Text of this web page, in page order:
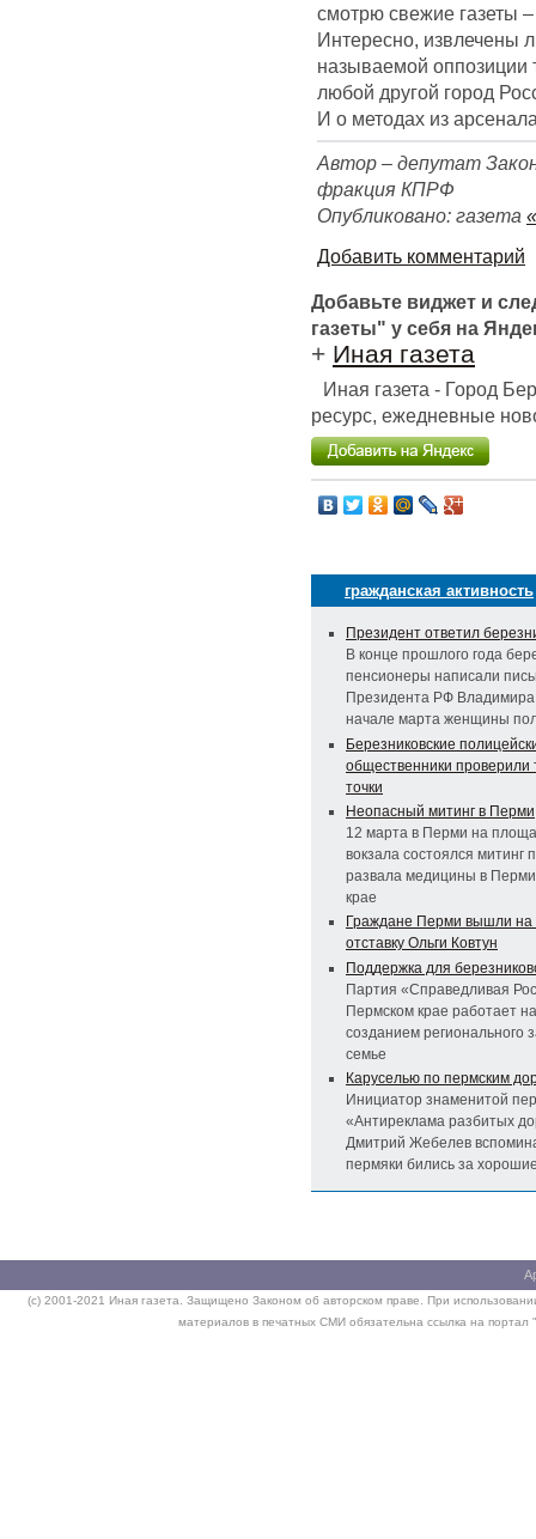
смотрю свежие газеты –
Интересно, извлечены
называемой оппозиции
любой другой город
И о методах из
Автор – депутат
фракция КПРФ
Опубликовано: газета
Добавить комментарий
Добавьте виджет и
газеты" у себя на
+ Иная газета
Иная газета - Город
ресурс, ежедневные
гражданская активность
Президент ответил
В конце прошлого года
пенсионеры написали
Президента РФ
начале марта женщины
Березниковские
общественники проверили
точки
Неопасный митинг в Перми
12 марта в Перми на
вокзала состоялся митинг
развала медицины в
крае
Граждане Перми вышли на
отставку Ольги Ковтун
Поддержка для
Партия «Справедливая
Пермском крае работает
созданием регионального
семье
Каруселью по пермским
Инициатор знаменитой
«Антиреклама разбитых
Дмитрий Жебелев
пермяки бились за
(c) 2001-2021 Иная газета. Защищено Законом об авторском праве. При
материалов в печатных СМИ обязательна ссылка на